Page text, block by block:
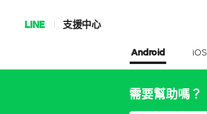
LINE 支援中心
Android iOS
需要幫助嗎？